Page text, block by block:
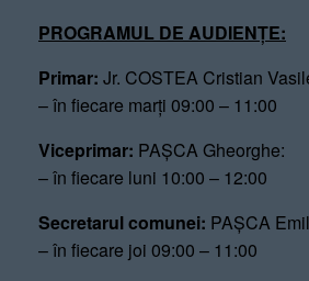
PROGRAMUL DE AUDIENȚE:
Primar: Jr. COSTEA Cristian
– în fiecare marți 09:00 – 11:00
Viceprimar: PAȘCA Gheorghe:
– în fiecare luni 10:00 – 12:00
Secretarul comunei: PAȘCA
– în fiecare joi 09:00 – 11:00